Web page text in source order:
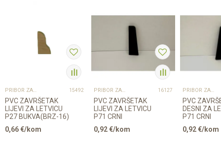
PRIBOR ZA UGRADNJU PODOVA – SVE NA JEDNOM MJESTU 15492
PVC ZAVRŠETAK
LIJEVI ZA LETVICU
P27 BUKVA(BRZ-16)
0,66€/kom
PRIBOR ZA UGRADNJU PODOVA – SVE NA JEDNOM MJESTU 16127
PVC ZAVRŠETAK
LIJEVI ZA LETVICU
P71 CRNI
0,92€/kom
PRIBOR ZA UGRADNJU PODOVA – SVE NA JEDNOM MJESTU
PVC
DESNI ZA
P71 CRNI
0,92€/kom